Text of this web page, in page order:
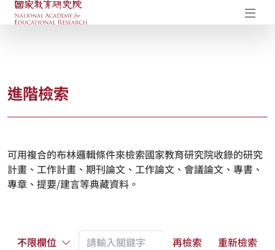
國家教育研究院-研究成果典藏庫
進階檢索
可用複合的布林邏輯條件來檢索國家教育研究院收錄的研究
計畫、工作計畫、期刊論文、工作論文、會議論文、專書、
專章、提要/建言等典藏資料。
不限欄位 再檢索
重新檢索